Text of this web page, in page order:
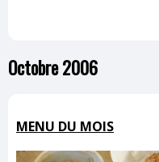
Octobre 2006
MENU DU MOIS